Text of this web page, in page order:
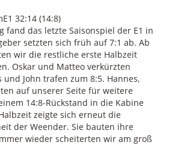
32:14 (14:8)
fand das letzte Saisonspiel der E1 in
setzten sich früh auf 7:1 ab. Ab
wir die restliche erste Halbzeit
Oskar und Matteo verkürzten
John trafen zum 8:5. Hannes,
auf unserer Seite für weitere
14:8-Rückstand in die Kabine
zeigte sich erneut die
der Weender. Sie bauten ihre
wieder scheiterten wir am groß